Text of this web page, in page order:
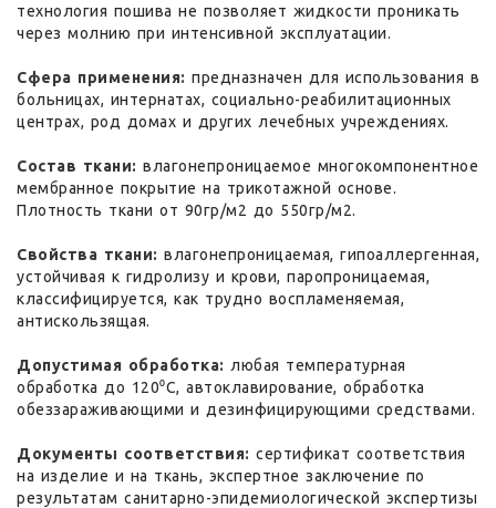
технология пошива не позволяет жидкости проникать
через молнию при интенсивной эксплуатации.
Сфера применения: предназначен для использования в
больницах, интернатах, социально-реабилитационных
центрах, род домах и других лечебных учреждениях.
Состав ткани: влагонепроницаемое многокомпонентное
мембранное покрытие на трикотажной основе.
Плотность ткани от 90гр/м2 до 550гр/м2.
Свойства ткани: влагонепроницаемая, гипоаллергенная,
устойчивая к гидролизу и крови, паропроницаемая,
классифицируется, как трудно воспламеняемая,
антискользящая.
Допустимая обработка: любая температурная
обработка до 120⁰С, автоклавирование, обработка
обеззараживающими и дезинфицирующими средствами.
Документы соответствия: сертификат соответствия
на изделие и на ткань, экспертное заключение по
результатам санитарно-эпидемиологической экспертизы